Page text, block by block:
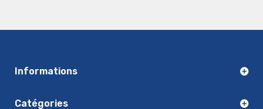
Informations
Catégories